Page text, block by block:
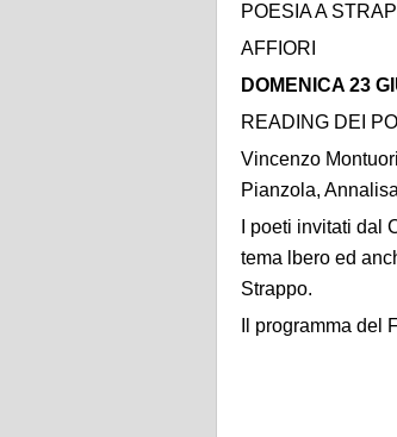
POESIA A
AFFIORI
DOMENICA 23
READING DEI
Vincenzo
Pianzola,
I poeti invitati
tema lbero ed
Strappo.
Il programma del